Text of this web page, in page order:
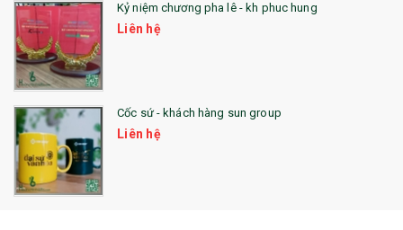
26. QUÀ TẶNG LUMINARC
28. BỘ ĐỒ ĂN CAO CẤP
29. MÓC KHOÁ
31. TÚI VẢI KHÔNG DỆT
32. TÚI VẢI BỐ
33. MŨ LƯỠI TRAI
Kỷ niệm chương pha lê - kh phuc hung
Liên hệ
Cốc sứ - khách hàng sun group
Liên hệ